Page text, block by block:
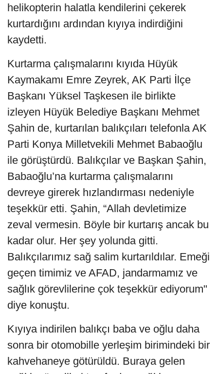
helikopterin halatla kendilerini çekerek
kurtardığını ardından kıyıya indirdiğini
kaydetti.
Kurtarma çalışmalarını kıyıda Hüyük
Kaymakamı Emre Zeyrek, AK Parti İlçe
Başkanı Yüksel Taşkesen ile birlikte
izleyen Hüyük Belediye Başkanı Mehmet
Şahin de, kurtarılan balıkçıları telefonla AK
Parti Konya Milletvekili Mehmet Babaoğlu
ile görüştürdü. Balıkçılar ve Başkan Şahin,
Babaoğlu’na kurtarma çalışmalarını
devreye girerek hızlandırması nedeniyle
teşekkür etti. Şahin, “Allah devletimize
zeval vermesin. Böyle bir kurtarış ancak bu
kadar olur. Her şey yolunda gitti.
Balıkçılarımız sağ salim kurtarıldılar. Emeği
geçen timimiz ve AFAD, jandarmamız ve
sağlık görevlilerine çok teşekkür ediyorum"
diye konuştu.
Kıyıya indirilen balıkçı baba ve oğlu daha
sonra bir otomobille yerleşim birimindeki bir
kahvehaneye götürüldü. Buraya gelen